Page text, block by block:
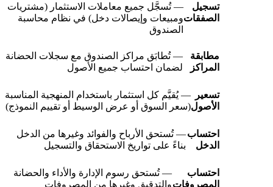
تسجيل
الصفقات
— تُسجَّل جميع معاملات الاستثمار (مشتريات
ومبيعات وإيصالات دخل) في نظام محاسبة
الصندوق
مطابقة
المراكز
— تُطابَق مراكز الصندوق مع سجلات الحضانة
لضمان احتساب جميع الأصول
تسعير
الأصول
— يُقيَّم كل استثمار باستخدام المنهجية المناسبة
(سعر السوق أو عرض الوسيط أو تقييم النموذج)
احتساب
الدخل
— تُستحق الأرباح والفوائد وغيرها من الدخل
بناءً على تواريخ الاستحقاق والتسجيل
احتساب
المصروفات
— تُستحق رسوم الإدارة والأداء والحضانة
والتدقيق وغيرها من المصروفات